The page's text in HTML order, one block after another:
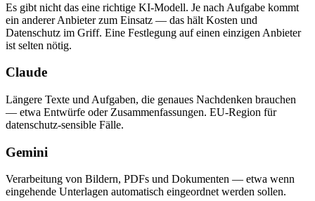
Es gibt nicht das eine richtige KI-Modell. Je nach Aufgabe kommt
ein anderer Anbieter zum Einsatz — das hält Kosten und
Datenschutz im Griff. Eine Festlegung auf einen einzigen Anbieter
ist selten nötig.
Claude
Längere Texte und Aufgaben, die genaues Nachdenken brauchen
— etwa Entwürfe oder Zusammenfassungen. EU-Region für
datenschutz-sensible Fälle.
Gemini
Verarbeitung von Bildern, PDFs und Dokumenten — etwa wenn
eingehende Unterlagen automatisch eingeordnet werden sollen.